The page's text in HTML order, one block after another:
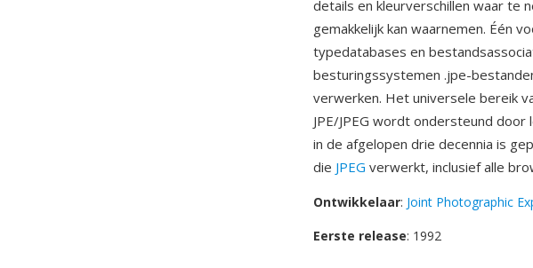
details en kleurverschillen waar
gemakkelijk kan waarnemen. Één
typedatabases en
besturingssystemen .jpe-
verwerken. Het universele bereik
JPE/JPEG wordt ondersteund
in de afgelopen drie decennia is
die JPEG verwerkt, inclusief alle
Ontwikkelaar: Joint Photographic
Eerste release: 1992